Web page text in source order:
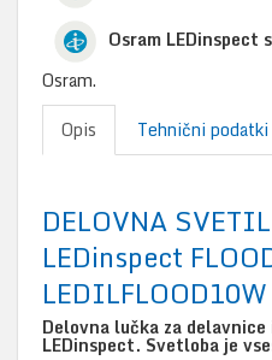
Osram LEDinspect
Osram.
Opis
Tehnični podatki
DELOVNA
LEDinspect
Delovna lučka za
LEDinspect. Svetloba je